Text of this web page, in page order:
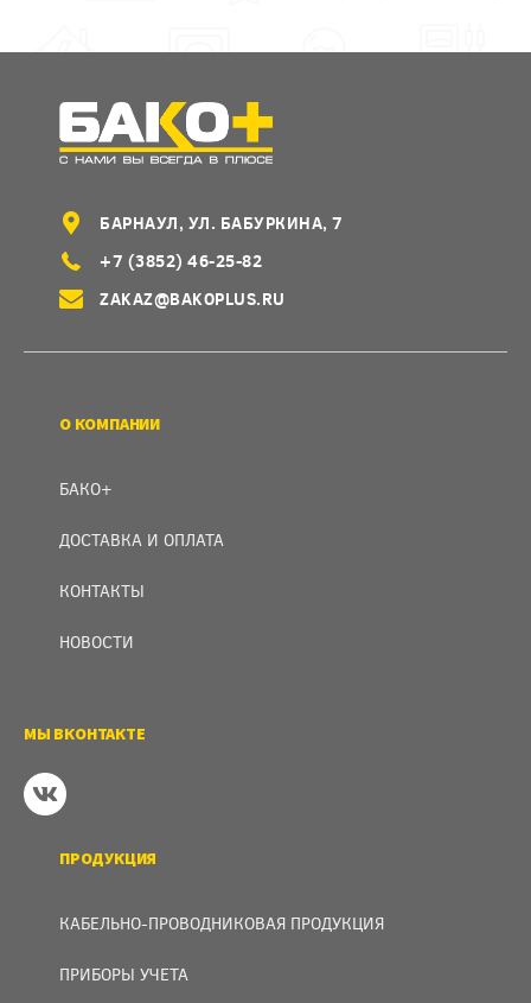
БАРНАУЛ, УЛ. БАБУРКИНА, 7
+7 (3852) 46-25-82
ZAKAZ@BAKOPLUS.RU
О КОМПАНИИ
БАКО+
ДОСТАВКА И ОПЛАТА
КОНТАКТЫ
НОВОСТИ
МЫ ВКОНТАКТЕ
ПРОДУКЦИЯ
КАБЕЛЬНО-ПРОВОДНИКОВАЯ ПРОДУКЦИЯ
ПРИБОРЫ УЧЕТА